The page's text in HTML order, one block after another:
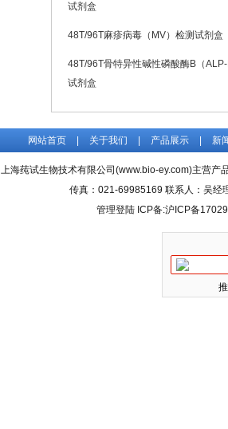
试剂盒
48T/96T麻疹病毒（MV）检测试剂盒
48T/96T骨特异性碱性磷酸酶B（
试剂盒
网站首页 关于我们 产品展示 新
上海莼试生物技术有限公司(www.bio-ey.com)主营产
传真：021-69985169 联系人：吴经
管理登陆 ICP备:沪ICP备